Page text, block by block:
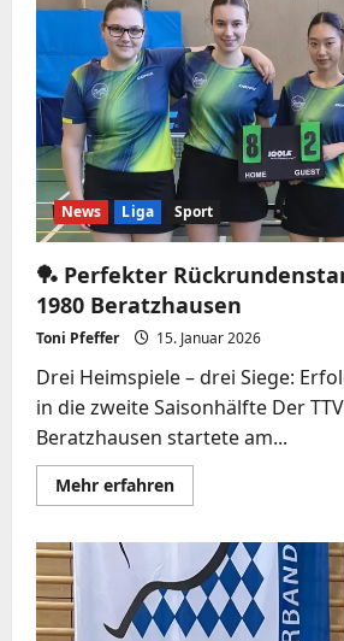
Parsberg
und
TTV
1980
Beratzhausen
News Liga Sport
🏓 Perfekter
1980 Beratzhausen
Toni Pfeffer 15. Januar 2026
Drei Heimspiele – drei Siege:
in die zweite Saisonhälfte Der
Beratzhausen startete am...
Mehr erfahrenMehr
Informationen
Perfekter
Rückrundenstart
für
den
TTV
1980